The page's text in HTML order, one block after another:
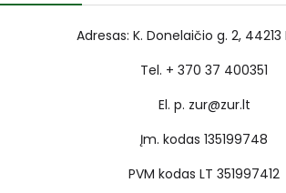
Adresas: K. Donelaičio g. 2, 44213
Tel. + 370 37 400351
El. p. zur@zur.lt
Įm. kodas 135199748
PVM kodas LT 351997412